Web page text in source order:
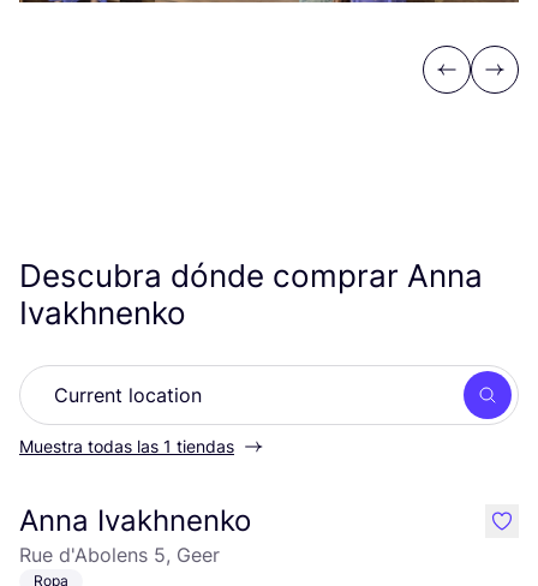
Previous
Next
Descubra dónde comprar Anna
Ivakhnenko
Muestra todas las 1 tiendas
Anna Ivakhnenko
Rue d'Abolens 5, Geer
Ropa
like